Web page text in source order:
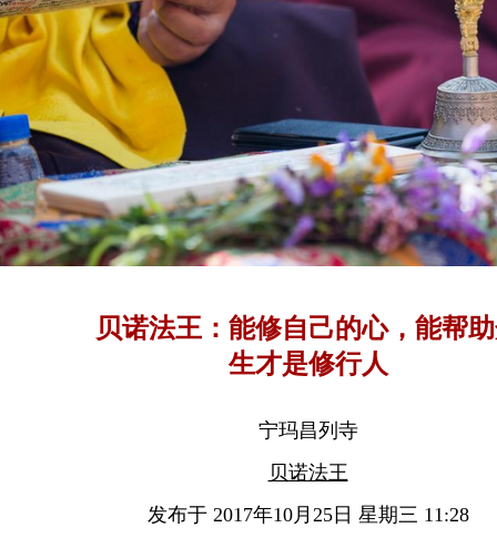
贝诺法王：能修自己的心，能帮
生才是修行人
宁玛昌列寺
贝诺法王
发布于 2017年10月25日 星期三 11:28